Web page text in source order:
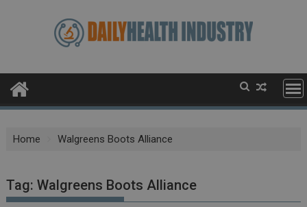
Home Walgreens Boots Alliance
Tag:Walgreens Boots Alliance